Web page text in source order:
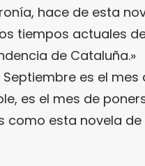
hace de esta
tiempos actuales
de Cataluña.»
Septiembre es el mes
es el mes de
como esta novela de